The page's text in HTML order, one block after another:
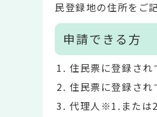
民登録地の住所をご
申請できる方
住民票に登録され
住民票に登録さ
代理人※1.または